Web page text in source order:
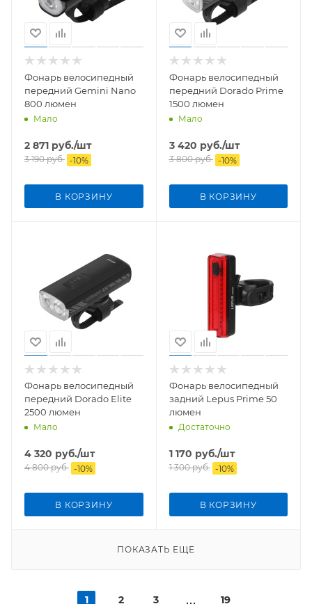
Фонарь велосипедный
передний Gemini Nano
800 люмен
Мало
2 871 руб./шт
3 190руб. -10%
В КОРЗИНУ
Фонарь велосипедный
передний Dorado Prime
1500 люмен
Мало
3 420 руб./шт
3 800руб. -10%
В КОРЗИНУ
Фонарь велосипедный
передний Dorado Elite
2500 люмен
Мало
4 320 руб./шт
4 800руб. -10%
В КОРЗИНУ
Фонарь велосипедный
задний Lepus Prime 50
люмен
Достаточно
1 170 руб./шт
1 300руб. -10%
В КОРЗИНУ
ПОКАЗАТЬ ЕЩЕ
1 2 3 19